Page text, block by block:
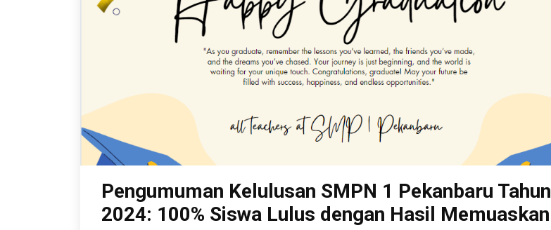
Pengumuman Kelulusan SMPN 1 Pekanbaru Tahun
2024: 100% Siswa Lulus dengan Hasil Memuaskan